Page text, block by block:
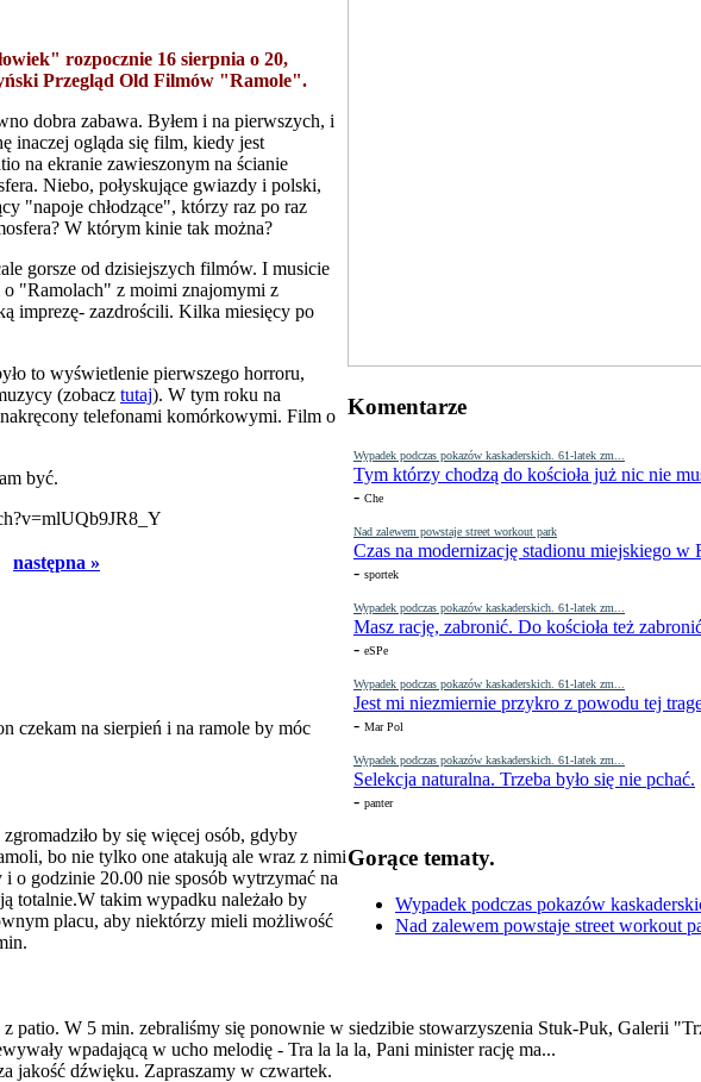
Komentarze
Wypadek podczas pokazów kaskaderskich. 61-latek zm...
Tym którzy chodzą do kościoła już nic nie
- Che
Nad zalewem powstaje street workout park
Czas na modernizację stadionu miejskiego
- sportek
Wypadek podczas pokazów kaskaderskich. 61-latek zm...
Masz rację, zabronić. Do kościoła też
- eSPe
Wypadek podczas pokazów kaskaderskich. 61-latek zm...
Jest mi niezmiernie przykro z powodu tej
- Mar Pol
Wypadek podczas pokazów kaskaderskich. 61-latek zm...
Selekcja naturalna. Trzeba było się nie pchać.
- panter
Gorące tematy.
Wypadek podczas pokazów
Nad zalewem powstaje street workout
rozpocznie 16 sierpnia o 20,
Przegląd Old Filmów "Ramole".
dobra zabawa. Byłem i na pierwszych, i
inaczej ogląda się film, kiedy jest
na ekranie zawieszonym na ścianie
Niebo, połyskujące gwiazdy i polski,
"napoje chłodzące", którzy raz po raz
W którym kinie tak można?
gorsze od dzisiejszych filmów. I musicie
o "Ramolach" z moimi znajomymi z
imprezę- zazdrościli. Kilka miesięcy po
to wyświetlenie pierwszego horroru,
(zobacz tutaj). W tym roku na
telefonami komórkowymi. Film o
być.
następna »
czekam na sierpień i na ramole by móc
by się więcej osób, gdyby
bo nie tylko one atakują ale wraz z nimi
o godzinie 20.00 nie sposób wytrzymać na
totalnie.W takim wypadku należało by
placu, aby niektórzy mieli możliwość
patio. W 5 min. zebraliśmy się ponownie w siedzibie stowarzyszenia Stuk-Puk, Galerii
wpadającą w ucho melodię - Tra la la la, Pani minister rację ma...
jakość dźwięku. Zapraszamy w czwartek.